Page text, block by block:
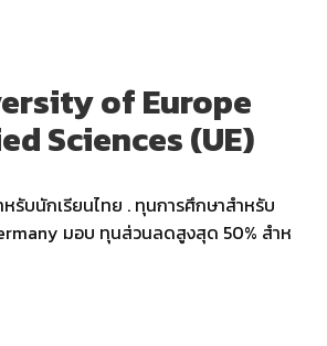
of Europe
Sciences (UE)
รับนักเรียนไทย . ทุนการศึกษาสำหรับ
มอบ ทุนส่วนลดสูงสุด 50% สำห